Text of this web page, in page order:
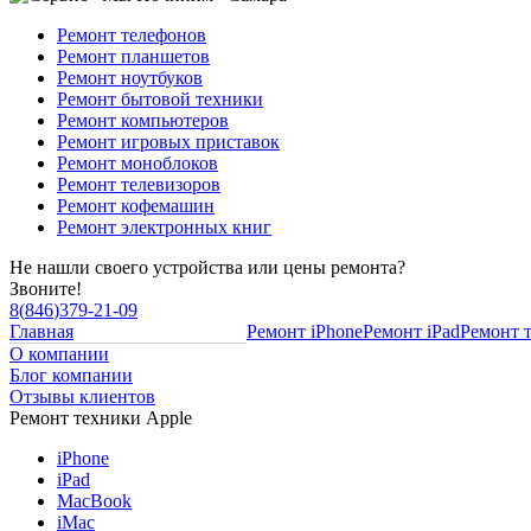
Ремонт телефонов
Ремонт планшетов
Ремонт ноутбуков
Ремонт бытовой техники
Ремонт компьютеров
Ремонт игровых приставок
Ремонт моноблоков
Ремонт телевизоров
Ремонт кофемашин
Ремонт электронных книг
Не нашли своего устройства или цены ремонта?
Звоните!
8(846)379-21-09
Главная
О компании
Блог компании
Отзывы клиентов
Ремонт iPhoneРемонт iPadРемонт
Ремонт техники Apple
iPhone
iPad
MacBook
iMac